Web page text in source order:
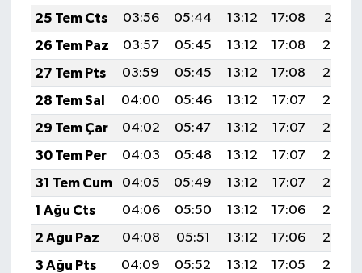
25 Tem Cts
03:56 05:44 13:12 17:08
20:31
26 Tem Paz
03:57 05:45 13:12 17:08
20:30
27 Tem Pts
03:59 05:45 13:12 17:08
20:29
28 Tem Sal
04:00 05:46 13:12 17:07
20:28
29 Tem Çar
04:02 05:47 13:12 17:07
20:28
30 Tem Per
04:03 05:48 13:12 17:07
20:27
31 Tem Cum
04:05 05:49 13:12 17:07
20:25
1 Ağu Cts
04:06 05:50 13:12 17:06
20:24
2 Ağu Paz
04:08 05:51 13:12 17:06
20:23
3 Ağu Pts
04:09 05:52 13:12 17:05
20:22